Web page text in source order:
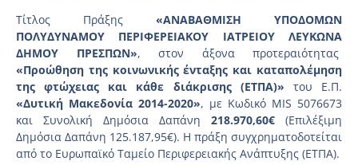
Τίτλος Πράξης «ΑΝΑΒΑΘΜΙΣΗ ΥΠΟΔΟΜΩΝ
ΠΟΛΥΔΥΝΑΜΟΥ ΠΕΡΙΦΕΡΕΙΑΚΟΥ ΙΑΤΡΕΙΟΥ ΛΕΥΚΩΝΑ
ΔΗΜΟΥ ΠΡΕΣΠΩΝ», στον άξονα προτεραιότητας
«Προώθηση της κοινωνικής ένταξης και καταπολέμηση
της φτώχειας και κάθε διάκρισης (ΕΤΠΑ)» του Ε.Π.
«Δυτική Μακεδονία 2014-2020», με Κωδικό MIS 5076673
και Συνολική Δημόσια Δαπάνη 218.970,60€ (Επιλέξιμη
Δημόσια Δαπάνη 125.187,95€). Η πράξη συγχρηματοδοτείται
από το Ευρωπαϊκό Ταμείο Περιφερειακής Ανάπτυξης (ΕΤΠΑ).